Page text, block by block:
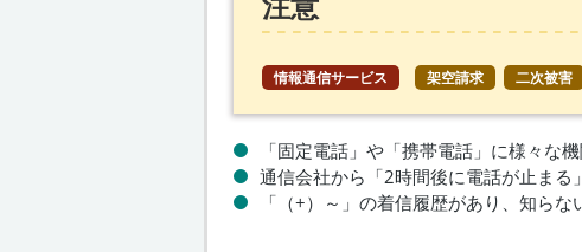
情報通信サービス 架空請求 二次被害
「固定電話」や「携帯電話」に様々な
通信会社から「2時間後に電話が止まる
「（+）～」の着信履歴があり、知ら